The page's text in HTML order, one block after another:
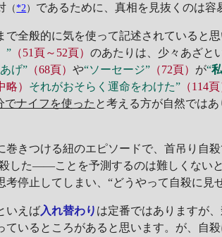
（*2） であるために、真相を見抜くのは容
全般的に気を使って記述されていると
” （51頁～52頁）のあたりは、少々あざと
げ” （68頁）や“ソーセージ” （72頁） が“
略） それがおそらく運命をわけた” （114頁
でナイフを使った と考える方が自然ではあ
きつける紐のエピソードで、首吊り自
した――ことを予測するのは難しくない
考停止してしまい、“どうやって自殺に
いえば入れ替わり は定番ではありますが
ているところがあると思います。が、自